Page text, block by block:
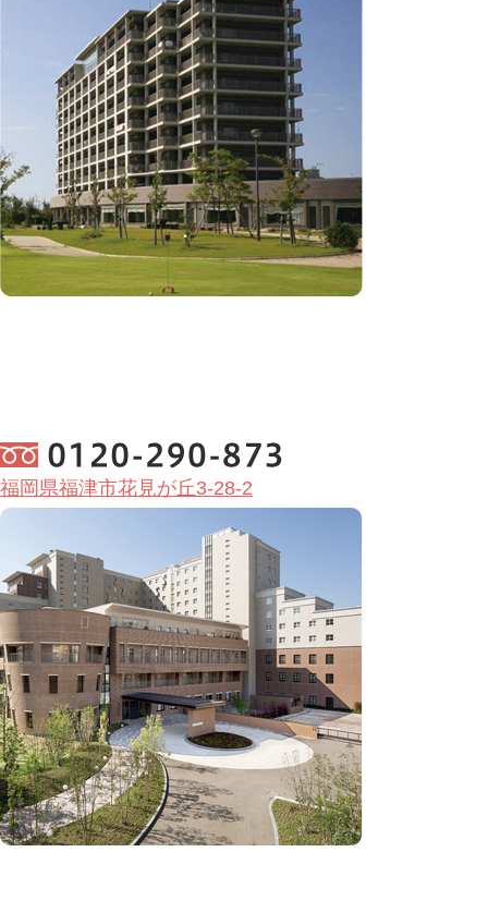
福岡県福津市花見が丘3-28-2